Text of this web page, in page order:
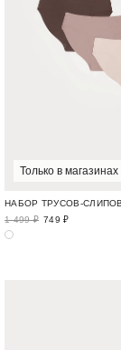
Только в магазинах
1 499 ₽ 749 ₽